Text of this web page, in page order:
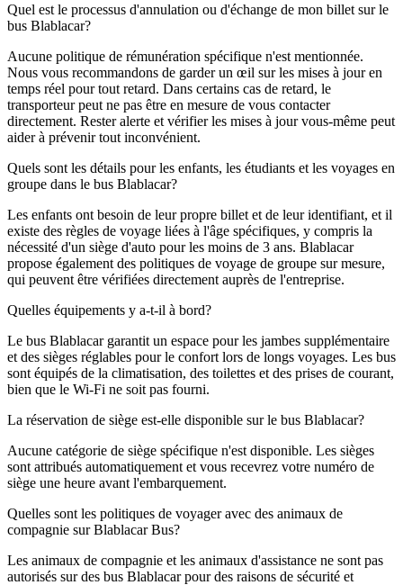
Quel est le processus d'annulation ou d'échange de mon billet sur le
bus Blablacar?
Aucune politique de rémunération spécifique n'est mentionnée.
Nous vous recommandons de garder un œil sur les mises à jour en
temps réel pour tout retard. Dans certains cas de retard, le
transporteur peut ne pas être en mesure de vous contacter
directement. Rester alerte et vérifier les mises à jour vous-même peut
aider à prévenir tout inconvénient.
Quels sont les détails pour les enfants, les étudiants et les voyages en
groupe dans le bus Blablacar?
Les enfants ont besoin de leur propre billet et de leur identifiant, et il
existe des règles de voyage liées à l'âge spécifiques, y compris la
nécessité d'un siège d'auto pour les moins de 3 ans. Blablacar
propose également des politiques de voyage de groupe sur mesure,
qui peuvent être vérifiées directement auprès de l'entreprise.
Quelles équipements y a-t-il à bord?
Le bus Blablacar garantit un espace pour les jambes supplémentaire
et des sièges réglables pour le confort lors de longs voyages. Les bus
sont équipés de la climatisation, des toilettes et des prises de courant,
bien que le Wi-Fi ne soit pas fourni.
La réservation de siège est-elle disponible sur le bus Blablacar?
Aucune catégorie de siège spécifique n'est disponible. Les sièges
sont attribués automatiquement et vous recevrez votre numéro de
siège une heure avant l'embarquement.
Quelles sont les politiques de voyager avec des animaux de
compagnie sur Blablacar Bus?
Les animaux de compagnie et les animaux d'assistance ne sont pas
autorisés sur des bus Blablacar pour des raisons de sécurité et